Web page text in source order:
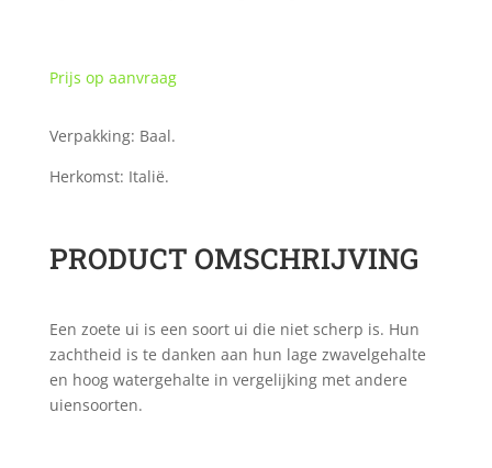
Prijs op aanvraag
Verpakking: Baal.
Herkomst: Italië.
PRODUCT OMSCHRIJVING
Een zoete ui is een soort ui die niet scherp is. Hun
zachtheid is te danken aan hun lage zwavelgehalte
en hoog watergehalte in vergelijking met andere
uiensoorten.